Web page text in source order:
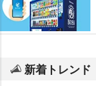
新着トレンド